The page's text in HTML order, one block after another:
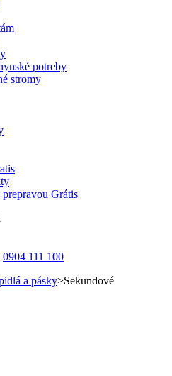
potreby
stromy
Grátis
0904 111 100
a pásky>Sekundové